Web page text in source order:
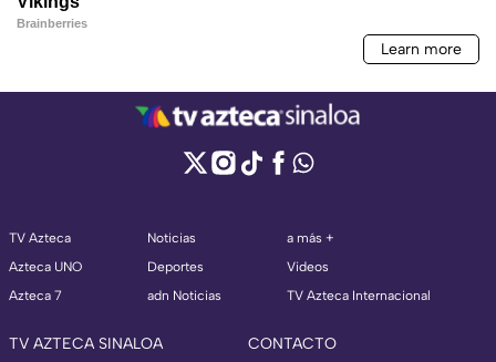
TV Azteca
Azteca UNO
Azteca 7
Noticias
Deportes
adn Noticias
a más +
Videos
TV Azteca Internacional
TV AZTECA SINALOA CONTACTO